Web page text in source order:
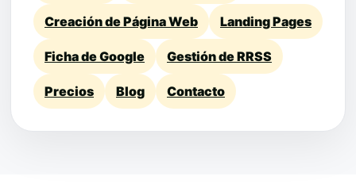
Creación de Página Web Landing Pages
Ficha de Google Gestión de RRSS
Precios Blog Contacto